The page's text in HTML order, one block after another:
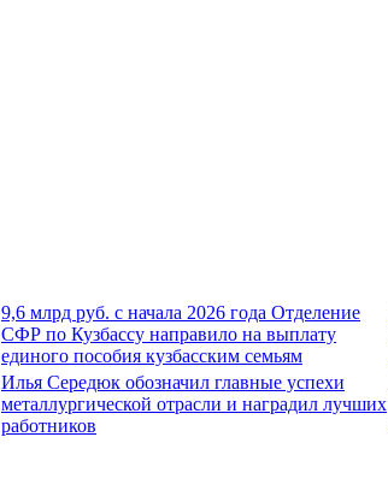
9,6 млрд руб. с начала 2026 года Отделение
СФР по Кузбассу направило на выплату
единого пособия кузбасским семьям
Илья Середюк обозначил главные успехи
металлургической отрасли и наградил лучших
работников